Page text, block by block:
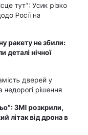
тут": Усик різко
Росії на
ракету не збили:
деталі нічної
дверей у
недорогі рішення
ЗМІ розкрили,
літак від дрона в